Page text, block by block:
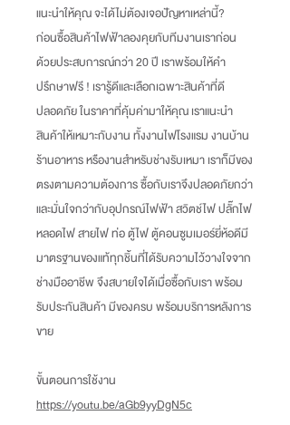
แนะนำให้คุณ จะได้ไม่ต้องเจอปัญหาเหล่านี้?
ก่อนซื้อสินค้าไฟฟ้าลองคุยกับทีมงานเราก่อน
ด้วยประสบการณ์กว่า20ปี เราพร้อมให้คำ
ปรึกษาฟรี! เรารู้ดีและเลือกเฉพาะสินค้าที่ดี
ปลอดภัย ในราคาที่คุ้มค่ามาให้คุณ เราแนะนำ
สินค้าให้เหมาะกับงาน ทั้งงานไฟโรงแรม งานบ้าน
ร้านอาหาร หรืองานสำหรับช่างรับเหมา เราก็มีของ
ตรงตามความต้องการ ซื้อกับเราจึงปลอดภัยกว่า
และมั่นใจกว่ากับอุปกรณ์ไฟฟ้า สวิตช์ไฟ ปลั๊กไฟ
หลอดไฟ สายไฟ ท่อ ตู้ไฟ ตู้คอนซูมเมอร์ยี่ห้อดีมี
มาตรฐานของแท้ทุกชิ้นที่ได้รับความไว้วางใจจาก
ช่างมืออาชีพ จึงสบายใจได้เมื่อซื้อกับเรา พร้อม
รับประกันสินค้า มีของครบ พร้อมบริการหลังการ
ขาย
ขั้นตอนการใช้งาน
https://youtu.be/aGb9yyDgN5c